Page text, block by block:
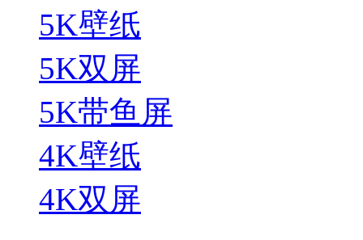
5K壁纸
5K双屏
5K带鱼屏
4K壁纸
4K双屏